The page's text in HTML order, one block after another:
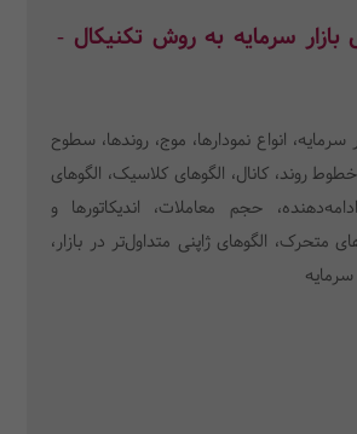
بازار سرمایه به روش تکنیکال -
انواع نمودارها، موج، روندها، سطوح
روند، کانال، الگوهای کلاسیک، الگوهای
حجم معاملات، اندیکاتورها و
متحرک، الگوهای ژاپنی متداول‌تر در بازار،